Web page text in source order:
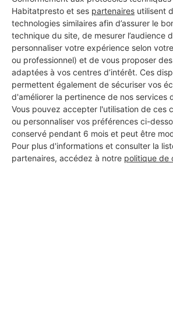
Habitatpresto et ses partenaires utilisent
technologies similaires afin d’assurer le
technique du site, de mesurer l’audience
personnaliser votre expérience selon
ou professionnel) et de vous proposer
adaptées à vos centres d’intérêt. Ces
permettent également de sécuriser vos
d'améliorer la pertinence de nos services
Vous pouvez accepter l'utilisation de ces
ou personnaliser vos préférences ci-
conservé pendant 6 mois et peut être
Pour plus d'informations et consulter la
partenaires, accédez à notre politique de
11 ans d'expérience
Voir sa fiche
Bouchiba Deco
Meylan
13 ans d'expérience